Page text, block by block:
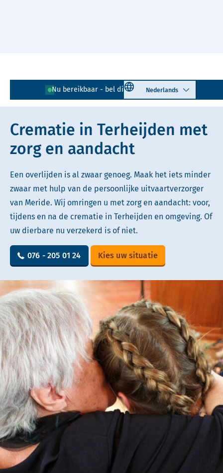
Nu bereikbaar - bel direct! 076 - 205 01 24
Select language
Lees voor Uitleg woorden
Simpele tekst
Crematie in Terheijden met
zorg en aandacht
Een overlijden is al zwaar genoeg. Maak het iets minder
zwaar met hulp van de persoonlijke uitvaartverzorger
van Meride. Wij omringen u met zorg en aandacht: voor,
tijdens en na de crematie in Terheijden en omgeving. Of
uw dierbare nu verzekerd is of niet.
076 - 205 01 24 Kies uw situatie